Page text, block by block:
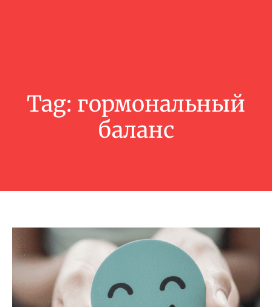
Tag: гормональный
баланс